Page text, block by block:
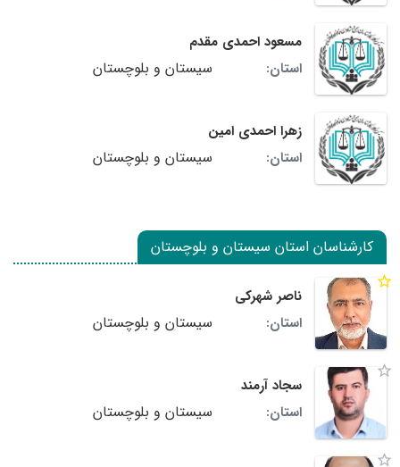
مسعود احمدی مقدم
استان:
سیستان و بلوچستان
زهرا احمدی امین
استان:
سیستان و بلوچستان
کارشناسان استان سیستان و بلوچستان
ناصر شهرکی
استان:
سیستان و بلوچستان
سجاد آرمند
استان:
سیستان و بلوچستان